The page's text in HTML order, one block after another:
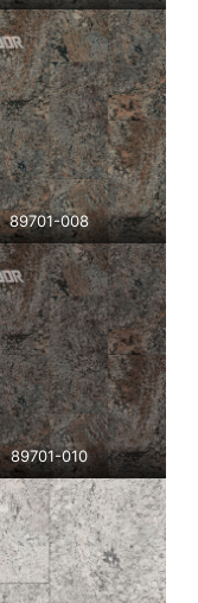
89701-008
89701-010